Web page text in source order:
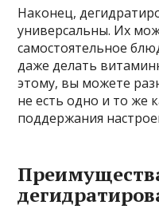
Наконец,
универсальны. Их
самостоятельное
даже делать
этому, вы можете
не есть одно и то же
поддержания